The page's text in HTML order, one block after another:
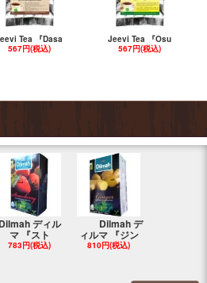
Tea 『Dasa
567円(税込)
Jeevi Tea 『Osu
567円(税込)
Dilmah ディル
マ 『スト
783円(税込)
Dilmah デ
ィルマ 『ジン
810円(税込)